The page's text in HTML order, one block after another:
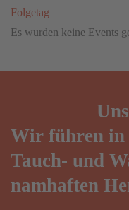
Folgetag
Es wurden keine Events
Wir führen in
Tauch- und
namhaften